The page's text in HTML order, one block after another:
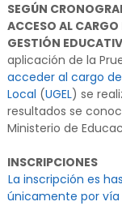
SEGÚN
ACCESO AL CARGO
GESTIÓN
aplicación de la
acceder al cargo
Local (UGEL) se
resultados se
Ministerio de
INSCRIPCIONES
La inscripción es
únicamente por vía